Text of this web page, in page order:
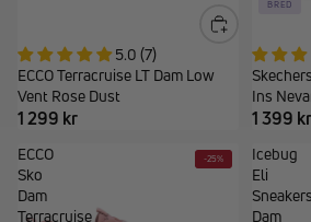
5.0 (7)
ECCO Terracruise LT Dam Low
Vent Rose Dust
1 299 kr
BRED
Ins
1 399 kr
ECCO
Sko
Dam
Terracruise
-25%
Icebug
Eli
Sneakers
Dam